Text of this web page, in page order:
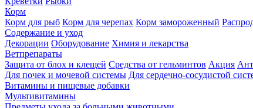
Корм
Корм для рыб Корм для черепах Корм замороженный
Содержание и уход
Декорации Оборудование Химия и лекарства
Ветпрепараты
Защита от блох и клещей Средства от гельминтов Акция
Для почек и мочевой системы Для сердечно-сосудистой
Витамины и пищевые добавки
Мультивитамины